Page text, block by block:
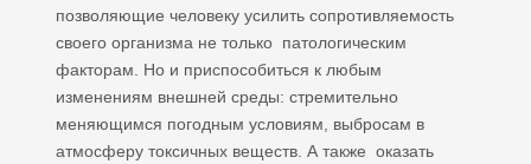
позволяющие человеку усилить сопротивляемость
своего организма не только патологическим
факторам. Но и приспособиться к любым
изменениям внешней среды: стремительно
меняющимся погодным условиям, выбросам в
атмосферу токсичных веществ. А также оказать